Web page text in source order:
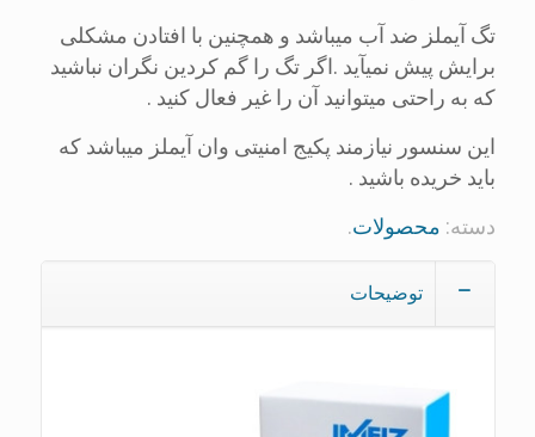
تگ آیملز ضد آب میباشد و همچنین با افتادن مشکلی
برایش پیش نمیآید .اگر تگ را گم کردین نگران نباشید
که به راحتی میتوانید آن را غیر فعال کنید .
این سنسور نیازمند پکیج امنیتی وان آیملز میباشد که
باید خریده باشید .
دسته: محصولات.
توضیحات